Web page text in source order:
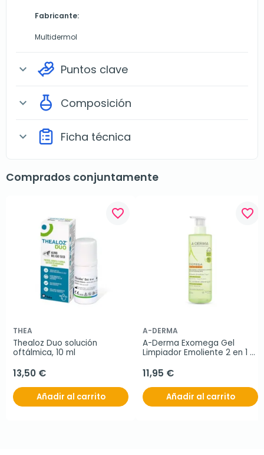
Fabricante:
Multidermol
expand_more Puntos clave
expand_more Composición
expand_more Ficha técnica
Comprados conjuntamente
favorite_border
THEA
Thealoz Duo solución
oftálmica, 10 ml
13,50 €
Añadir al carrito
favorite_border
A-DERMA
A-Derma Exomega Gel
Limpiador Emoliente 2 en 1
11,95 €
Añadir al carrito